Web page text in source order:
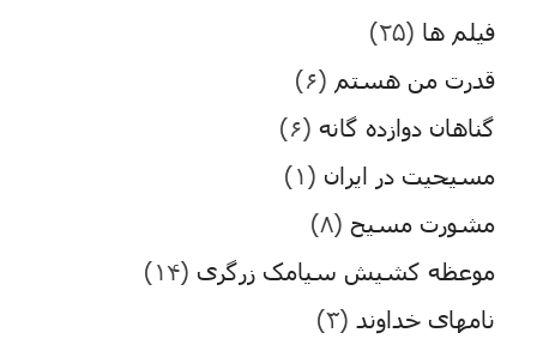
فیلم ها (۲۵)
قدرت من هستم (۶)
گناهان دوازده گانه (۶)
مسیحیت در ایران (۱)
مشورت مسیح (۸)
موعظه کشیش سیامک زرگری (۱۴)
نامهای خداوند (۳)